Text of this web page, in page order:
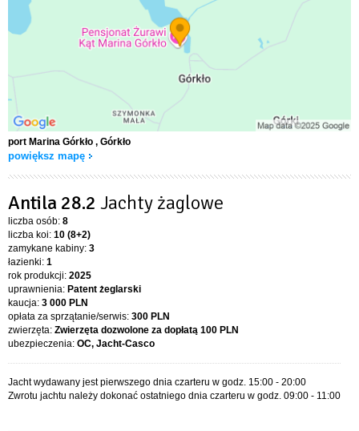
port Marina Górkło , Górkło
powiększ mapę
Antila 28.2 Jachty żaglowe
liczba osób: 8
liczba koi: 10 (8+2)
zamykane kabiny: 3
łazienki: 1
rok produkcji: 2025
uprawnienia: Patent żeglarski
kaucja: 3 000 PLN
opłata za sprzątanie/serwis: 300 PLN
zwierzęta: Zwierzęta dozwolone za dopłatą 100 PLN
ubezpieczenia: OC, Jacht-Casco
Jacht wydawany jest pierwszego dnia czarteru w godz. 15:00 - 20:00
Zwrotu jachtu należy dokonać ostatniego dnia czarteru w godz. 09:00 - 11:00